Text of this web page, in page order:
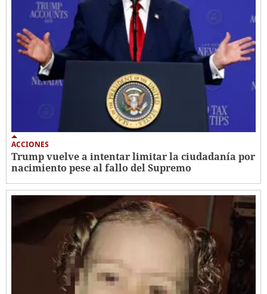
ACCIONES
Trump vuelve a intentar limitar la ciudadanía por
nacimiento pese al fallo del Supremo